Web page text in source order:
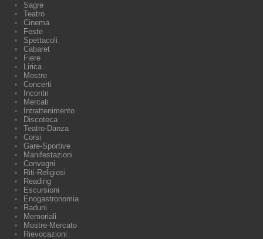
Sagre
Teatro
Cinema
Feste
Spettacoli
Cabaret
Fiere
Lirica
Mostre
Concerti
Incontri
Mercati
Intrattenimento
Discoteca
Teatro-Danza
Corsi
Gare-Sportive
Manifestazioni
Convegni
Riti-Religiosi
Reading
Escursioni
Enogastronomia
Raduni
Memoriali
Mostre-Mercato
Rievocazioni